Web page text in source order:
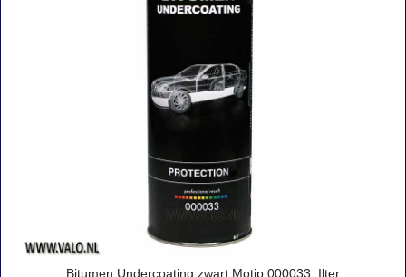
Bitumen Undercoating zwart Motip 000033. Ilter